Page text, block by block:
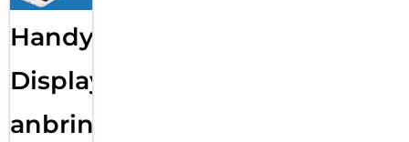
Handy
Displayfolie
anbringen